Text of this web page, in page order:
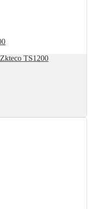
TS1200